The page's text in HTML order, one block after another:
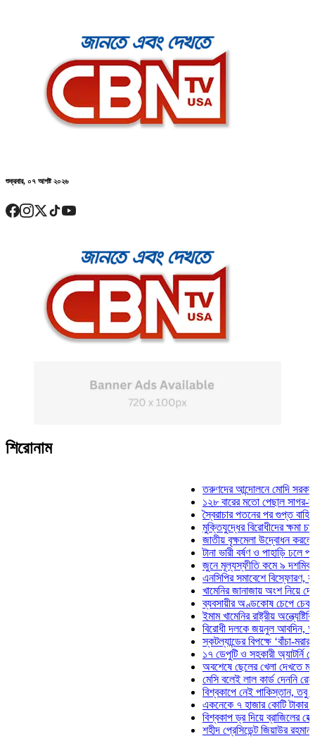
শুক্রবার, ০৭ আগষ্ট ২০২৬
শিরোনাম
তরুণদের আন্দোলনে মোদি সরকার দুর্বল
১২৮ বারের মতো পেছাল সাগর-রুনি
স্বৈরাচার পতনের পর গুপ্ত বাহিনীর
মুক্তিযুদ্ধের বিরোধীদের ক্ষমা চাইতে
জাতীয় বৃক্ষমেলা উদ্বোধন করলেন
টানা ভারী বর্ষণ ও পাহাড়ি ঢলে পানিবন্দি
জুনে মূল্যস্ফীতি কমে ৯ দশমিক ১৬
এনসিপির সমাবেশে বিস্ফোরণ,
খামেনির জানাজায় অংশ নিয়ে দেশে
ব্যবসায়ীর অণ্ডকোষ চেপে চেক-
ইমাম খামেনির রাষ্ট্রীয়
বিরোধী দলকে জয়নুল আবদিন,
স্কটল্যান্ডের বিপক্ষে ‘বাঁচা-মরার
১৭ ডেপুটি ও সহকারী অ্যাটর্নি
অবশেষে ছেলের খেলা দেখতে মাঠে
মেসি বলেই লাল কার্ড দেননি রেফারি!
বিশ্বকাপে নেই পাকিস্তান, তবু
একনেকে ৭ হাজার কোটি টাকার ৫
বিশ্বকাপ ড্র দিয়ে ব্রাজিলের হেক্সা
শহীদ প্রেসিডেন্ট জিয়াউর রহমান